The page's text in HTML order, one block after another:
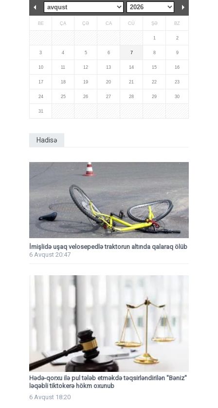
BE ÇA ÇƏ CA CÜ ŞƏ BZ
1 2
3 4 5 6 7 8 9
10 11 12 13 14 15 16
17 18 19 20 21 22 23
24 25 26 27 28 29 30
31
Hadisə
İmişlidə uşaq velosepedlə traktorun altında qalaraq ölüb
6 Avqust 20:47
Hədə-qorxu ilə pul tələb etməkdə təqsirləndirilən "Bəniz"
ləqəbli tiktokerə hökm oxunub
6 Avqust 18:20